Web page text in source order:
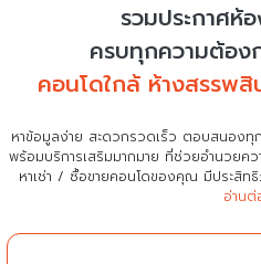
รวมประกาศห้
ครบทุกความต้อง
คอนโดใกล้ ห้างสรรพ
หาข้อมูลง่าย สะดวกรวดเร็ว ตอบสนองทุ
พร้อมบริการเสริมมากมาย ที่ช่วยอำนวยค
หาเช่า / ซื้อขายคอนโดของคุณ มีประสิท
อ่านต่